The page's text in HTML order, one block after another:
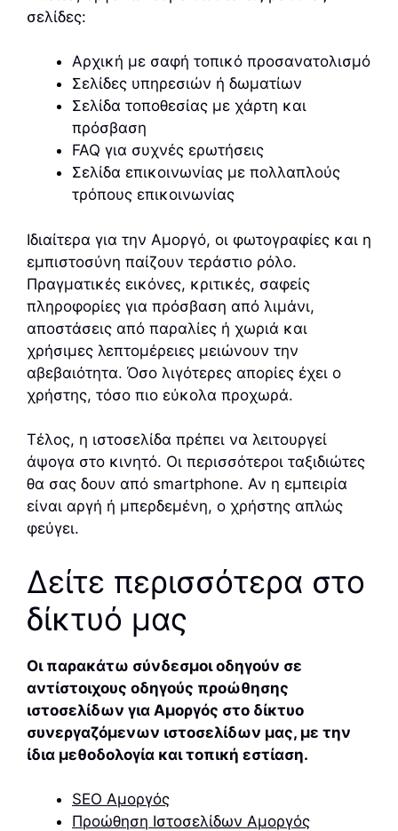
σελίδες:
Αρχική με σαφή τοπικό προσανατολισμό
Σελίδες υπηρεσιών ή δωματίων
Σελίδα τοποθεσίας με χάρτη και
πρόσβαση
FAQ για συχνές ερωτήσεις
Σελίδα επικοινωνίας με πολλαπλούς
τρόπους επικοινωνίας
Ιδιαίτερα για την Αμοργό, οι φωτογραφίες και η
εμπιστοσύνη παίζουν τεράστιο ρόλο.
Πραγματικές εικόνες, κριτικές, σαφείς
πληροφορίες για πρόσβαση από λιμάνι,
αποστάσεις από παραλίες ή χωριά και
χρήσιμες λεπτομέρειες μειώνουν την
αβεβαιότητα. Όσο λιγότερες απορίες έχει ο
χρήστης, τόσο πιο εύκολα προχωρά.
Τέλος, η ιστοσελίδα πρέπει να λειτουργεί
άψογα στο κινητό. Οι περισσότεροι ταξιδιώτες
θα σας δουν από smartphone. Αν η εμπειρία
είναι αργή ή μπερδεμένη, ο χρήστης απλώς
φεύγει.
Δείτε περισσότερα στο
δίκτυό μας
Οι παρακάτω σύνδεσμοι οδηγούν σε
αντίστοιχους οδηγούς προώθησης
ιστοσελίδων για Αμοργός στο δίκτυο
συνεργαζόμενων ιστοσελίδων μας, με την
ίδια μεθοδολογία και τοπική εστίαση.
SEO Αμοργός
Προώθηση Ιστοσελίδων Αμοργός